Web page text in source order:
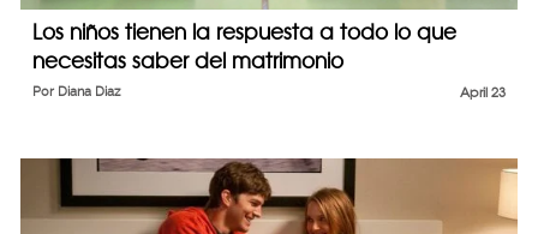
Los niños tienen la respuesta a todo lo que
necesitas saber del matrimonio
April 23
Por Diana Diaz